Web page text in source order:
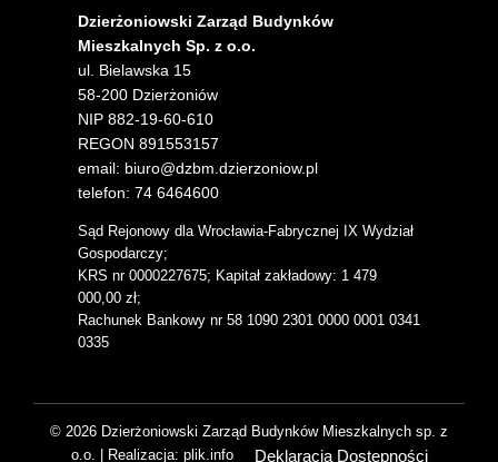
Dzierżoniowski Zarząd Budynków
Mieszkalnych Sp. z o.o.
ul. Bielawska 15
58-200 Dzierżoniów
NIP 882-19-60-610
REGON 891553157
email: biuro@dzbm.dzierzoniow.pl
telefon: 74 6464600
Sąd Rejonowy dla Wrocławia-Fabrycznej IX Wydział
Gospodarczy;
KRS nr 0000227675; Kapitał zakładowy: 1 479
000,00 zł;
Rachunek Bankowy nr 58 1090 2301 0000 0001 0341
0335
© 2026 Dzierżoniowski Zarząd Budynków Mieszkalnych sp. z
o.o. | Realizacja: plik.info
Deklaracja Dostępności